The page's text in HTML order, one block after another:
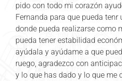
pido con todo mi corazón
Fernanda para que pueda tenr
donde pueda realizarse como
pueda tener estabilidad
ayúdala y ayúdame a que
ruego, agradezco con
y lo que has dado y lo que me